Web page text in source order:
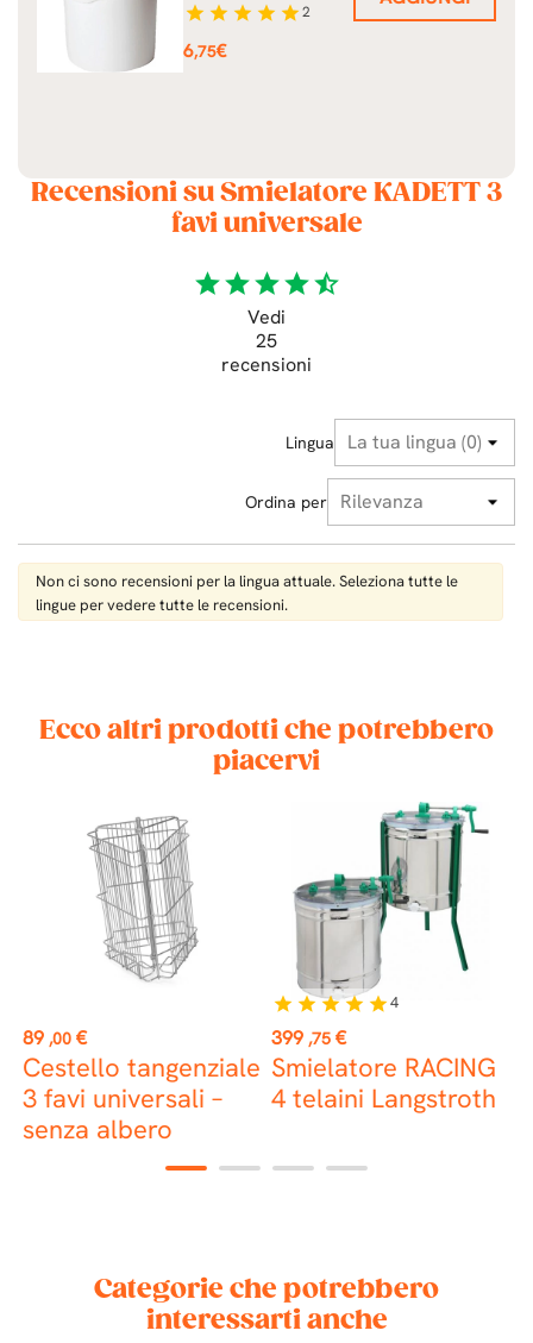
star star star star star2
Prezzo
6,75€
Recensioni su Smielatore KADETT 3
favi universale
starstarstarstarstar_half
Vedi
25
recensioni
Lingua
Ordina per
Non ci sono recensioni per la lingua attuale. Seleziona tutte le
lingue per vedere tutte le recensioni.
Ecco altri prodotti che potrebbero
piacervi
Prezzo
89 ,00 €
Cestello tangenziale
3 favi universali –
senza albero
Prezzo
399 ,75 €
Smielatore RACING
4 telaini Langstroth
star starstar star star4
1 2 3 4
Categorie che potrebbero
interessarti anche